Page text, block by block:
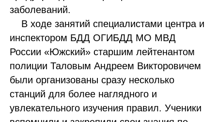
заболеваний.
В ходе занятий специалистами центра и
инспектором БДД ОГИБДД МО МВД
России «Южский» старшим лейтенантом
полиции Таловым Андреем Викторовичем
были организованы сразу несколько
станций для более наглядного и
увлекательного изучения правил. Ученики